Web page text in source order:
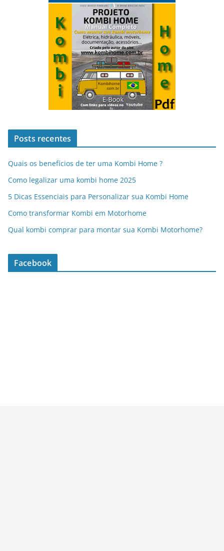
Posts recentes
Quais os benefícios de ter uma Kombi Home ?
Como legalizar uma kombi home 2025
5 Dicas Essenciais para Personalizar sua Kombi Home
Como transformar Kombi em Motorhome
Qual kombi comprar para montar sua Kombi Motorhome?
Facebook